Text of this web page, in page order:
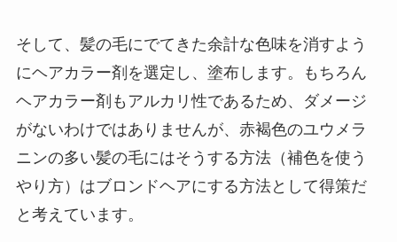
そして、髪の毛にでてきた余計な色味を消すよう
にヘアカラー剤を選定し、塗布します。もちろん
ヘアカラー剤もアルカリ性であるため、ダメージ
がないわけではありませんが、赤褐色のユウメラ
ニンの多い髪の毛にはそうする方法（補色を使う
やり方）はブロンドヘアにする方法として得策だ
と考えています。